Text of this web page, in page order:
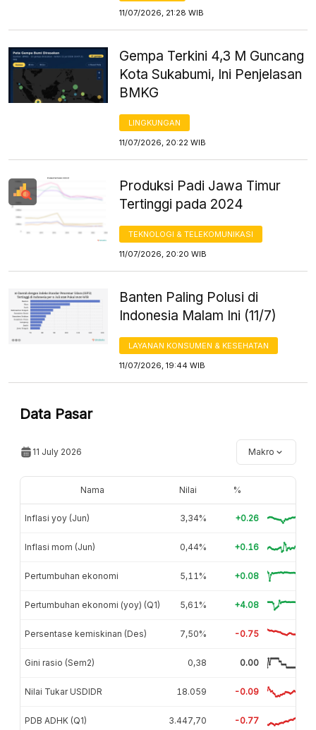
11/07/2026, 21:28 WIB
Gempa Terkini 4,3 M Guncang
Kota Sukabumi, Ini Penjelasan
BMKG
LINGKUNGAN
11/07/2026, 20:22 WIB
Produksi Padi Jawa Timur
Tertinggi pada 2024
TEKNOLOGI & TELEKOMUNIKASI
11/07/2026, 20:20 WIB
Banten Paling Polusi di
Indonesia Malam Ini (11/7)
LAYANAN KONSUMEN & KESEHATAN
11/07/2026, 19:44 WIB
Data Pasar
11 July 2026 Makro
Nama Nilai %
Inflasi yoy (Jun) 3,34% +0.26
Inflasi mom (Jun) 0,44% +0.16
Pertumbuhan ekonomi 5,11% +0.08
Pertumbuhan ekonomi (yoy) (Q1) 5,61% +4.08
Persentase kemiskinan (Des) 7,50% -0.75
Gini rasio (Sem2) 0,38 0.00
Nilai Tukar USDIDR 18.059 -0.09
PDB ADHK (Q1) 3.447,70 -0.77